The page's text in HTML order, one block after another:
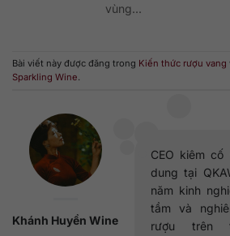
vùng...
Bài viết này được đăng trong Kiến thức rượu vang
Sparkling Wine.
Khánh Huyền Wine
CEO kiêm
dung tại
năm kinh
tầm và
rượu trên